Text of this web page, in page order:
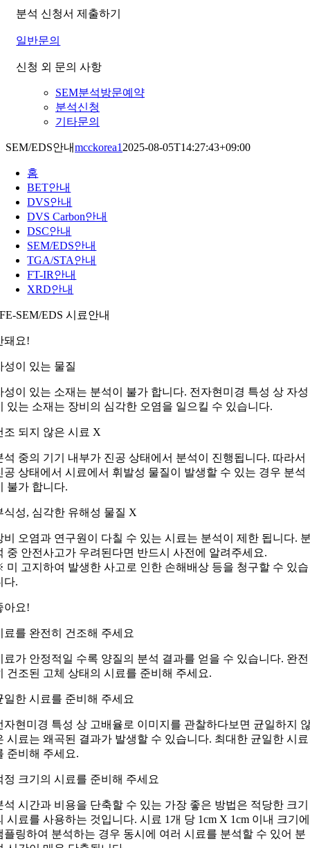
분석 신청서 제출하기
일반문의
신청 외 문의 사항
SEM분석방문예약
분석신청
기타문의
SEM/EDS안내mcckorea1 2025-08-05T14:27:43+09:00
홈
BET안내
DVS안내
DVS Carbon안내
DSC안내
SEM/EDS안내
TGA/STA안내
FT-IR안내
XRD안내
FE-SEM/EDS 시료안내
돼요!
성이 있는 물질
성이 있는 소재는 분석이 불가 합니다. 전자현미경 특성 상 자성
있는 소재는 장비의 심각한 오염을 일으킬 수 있습니다.
조 되지 않은 시료 X
석 중의 기기 내부가 진공 상태에서 분석이 진행됩니다. 따라서
공 상태에서 시료에서 휘발성 물질이 발생할 수 있는 경우 분석
불가 합니다.
식성, 심각한 유해성 물질 X
비 오염과 연구원이 다칠 수 있는 시료는 분석이 제한 됩니다.
중 안전사고가 우려된다면 반드시 사전에 알려주세요.
미 고지하여 발생한 사고로 인한 손해배상 등을 청구할 수 있습
다.
아요!
료를 완전히 건조해 주세요
료가 안정적일 수록 양질의 분석 결과를 얻을 수 있습니다. 완전
건조된 고체 상태의 시료를 준비해 주세요.
일한 시료를 준비해 주세요
자현미경 특성 상 고배율로 이미지를 관찰하다보면 균일하지
시료는 왜곡된 결과가 발생할 수 있습니다. 최대한 균일한 시료
준비해 주세요.
정 크기의 시료를 준비해 주세요
석 시간과 비용을 단축할 수 있는 가장 좋은 방법은 적당한 크기
시료를 사용하는 것입니다. 시료 1개 당 1cm X 1cm 이내 크기에
플링하여 분석하는 경우 동시에 여러 시료를 분석할 수 있어 분